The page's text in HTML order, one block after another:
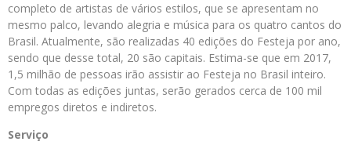
completo de artistas de vários estilos, que se apresentam no
mesmo palco, levando alegria e música para os quatro cantos do
Brasil. Atualmente, são realizadas 40 edições do Festeja por ano,
sendo que desse total, 20 são capitais. Estima-se que em 2017,
1,5 milhão de pessoas irão assistir ao Festeja no Brasil inteiro.
Com todas as edições juntas, serão gerados cerca de 100 mil
empregos diretos e indiretos.
Serviço